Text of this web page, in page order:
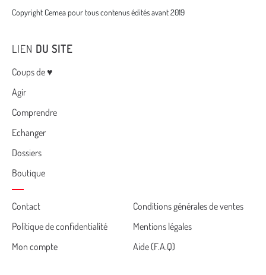
Copyright Cemea pour tous contenus édités avant 2019
LIEN DU SITE
Menu
Coups de ♥
Agir
Comprendre
Echanger
Dossiers
Boutique
Cemea
footer
Contact
Conditions générales de ventes
Politique de confidentialité
Mentions légales
Mon compte
Aide (F.A.Q)